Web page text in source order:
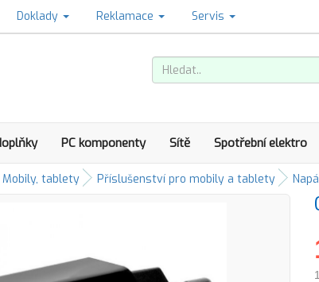
Doklady Reklamace Servis
PC komponenty Sítě Spotřební elektro
Mobily, tablety Příslušenství pro mobily a tablety